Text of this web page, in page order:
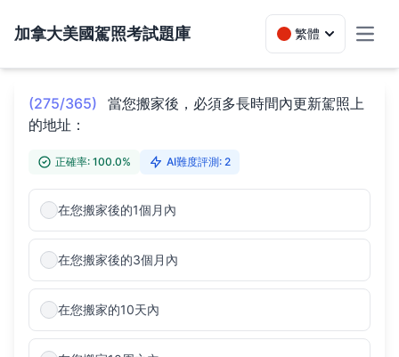
加拿大美國駕照考試題庫 繁體
(275/365)
當您搬家後，必須多長時間內更新駕照上
的地址：
正確率: 100.0% AI難度評測: 2
在您搬家後的1個月內
在您搬家後的3個月內
在您搬家的10天內